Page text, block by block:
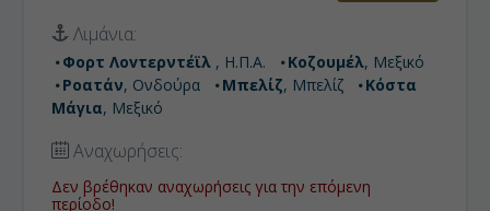
• Φορτ Λοvτερντέϊλ :
πολιτεία της Φλόριντα, στις ακτές του Ατλαντικού 37
χιλιόμετρα βόρεια του Μαϊάμι και Δημοφιλής
τουριστικός προορισμός.
Λιμάνια:
Φορτ Λοvτερντέϊλ , Η.Π.Α. Κοζουμέλ, Μεξικό
Ροατάν, Ονδούρα Μπελίζ, Μπελίζ
Κόστα
Μάγια, Μεξικό
Αναχωρήσεις:
Δεν βρέθηκαν αναχωρήσεις για την επόμενη
περίοδο!